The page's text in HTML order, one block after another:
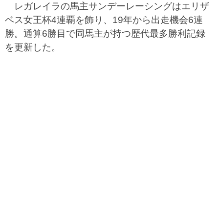
レガレイラの馬主サンデーレーシングはエリザ
ベス女王杯4連覇を飾り、19年から出走機会6連
勝。通算6勝目で同馬主が持つ歴代最多勝利記録
を更新した。